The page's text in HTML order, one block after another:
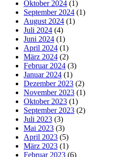
Oktober 2024 (1)
September 2024 (1)
August 2024 (1)
Juli 2024 (4)
Juni 2024 (1)
April 2024 (1)
März 2024 (2)
Februar 2024 (3)
Januar 2024 (1)
Dezember 2023 (2)
November 2023 (1)
Oktober 2023 (1)
September 2023 (2)
Juli 2023 (3)
Mai 2023 (3)
April 2023 (5)
März 2023 (1)
Februar 2023 (6)